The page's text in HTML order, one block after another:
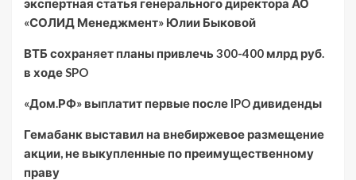
экспертная статья генерального директора АО
«СОЛИД Менеджмент» Юлии Быковой
ВТБ сохраняет планы привлечь 300-400 млрд руб.
в ходе SPO
«Дом.РФ» выплатит первые после IPO дивиденды
Гемабанк выставил на внебиржевое размещение
акции, не выкупленные по преимущественному
праву